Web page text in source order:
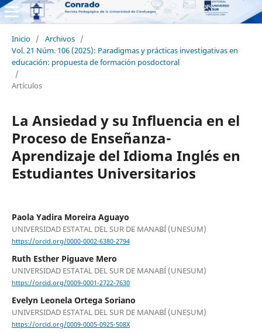
Inicio / Archivos /
Vol. 21 Núm. 106 (2025): Paradigmas y prácticas investigativas en
educación: propuesta de formación posdoctoral
/
Artículos
La Ansiedad y su Influencia en el
Proceso de Enseñanza-
Aprendizaje del Idioma Inglés en
Estudiantes Universitarios
Paola Yadira Moreira Aguayo
UNIVERSIDAD ESTATAL DEL SUR DE MANABÍ (UNESUM)
https://orcid.org/0000-0002-6380-2794
Ruth Esther Piguave Mero
UNIVERSIDAD ESTATAL DEL SUR DE MANABÍ (UNESUM)
https://orcid.org/0009-0001-2722-7630
Evelyn Leonela Ortega Soriano
UNIVERSIDAD ESTATAL DEL SUR DE MANABÍ (UNESUM)
https://orcid.org/0009-0005-0925-508X